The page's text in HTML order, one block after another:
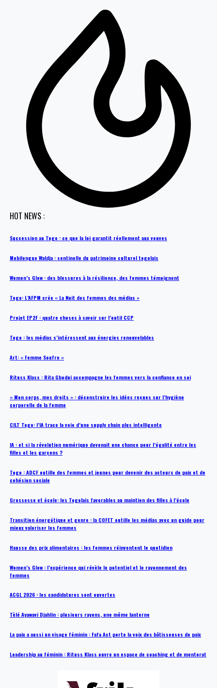
HOT NEWS :
Succession au Togo : ce que la loi garantit réellement aux veuves
Mobilengue Waldja : sentinelle du patrimoine culturel togolais
Women’s Glow : des blessures à la résilience, des femmes témoignent
Togo: L’AFPM crée « La Nuit des femmes des médias »
Projet EP2F : quatre choses à savoir sur l’outil CCP
Togo : les médias s’intéressent aux énergies renouvelables
Art: « Femme Soufre »
Rituss Klass : Rita Gbodui accompagne les femmes vers la confiance en soi
« Mon corps, mes droits » : déconstruire les idées reçues sur l’hygiène
corporelle de la femme
CILT Togo: l’IA trace la voie d’une supply chain plus intelligente
IA : et si la révolution numérique devenait une chance pour l’égalité entre les
filles et les garçons ?
Togo : ADCF outille des femmes et jeunes pour devenir des acteurs de paix et de
cohésion sociale
Grossesse et école: les Togolais favorables au maintien des filles à l’école
Transition énergétique et genre : la COFET outille les médias avec un guide pour
mieux valoriser les femmes
Hausse des prix alimentaires : les femmes réinventent le quotidien
Women’s Glow : l’expérience qui révèle le potentiel et le rayonnement des
femmes
ACGL 2026 : les candidatures sont ouvertes
Tèlé Ayawavi Djahlin : plusieurs rayons, une même lanterne
La paix a aussi un visage féminin : Fafa Act porte la voix des bâtisseuses de paix
Leadership au féminin : Rituss Klass ouvre un espace de coaching et de mentorat